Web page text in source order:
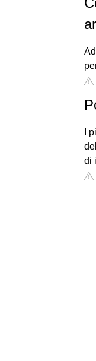
I
di